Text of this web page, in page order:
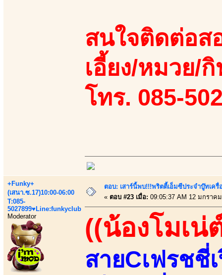
สนใจติดต่อส
เอี้ยง/หมวย/
โทร. 085-
+Funky+
(เสนา.ซ.17)10:00-06:00
T:085-
5027899♥Line:funkyclub
Moderator
ตอบ: เสาร์นี้พบ!!!พริตตี้เอ็มซีประจำบู๊ทเค
« ตอบ #23 เมื่อ: 09:05:37 AM 12 มกราค
((น้องโมเน่
สายCเฟรชชี่